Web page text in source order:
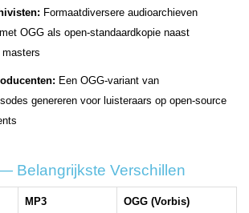
Formaatdiversere audioarchieven
OGG als open-standaardkopie naast
Een OGG-variant van
genereren voor luisteraars op open-source
Belangrijkste Verschillen
MP3 OGG (Vorbis)